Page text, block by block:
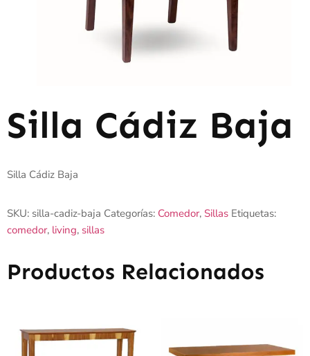
Silla Cádiz Baja
Silla Cádiz Baja
SKU: silla-cadiz-baja Categorías: Comedor, Sillas Etiquetas:
comedor, living, sillas
Productos Relacionados